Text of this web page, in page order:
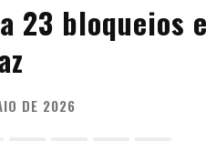
23 bloqueios
DE 2026